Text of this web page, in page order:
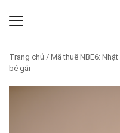
Trang chủ / Mã thuê NBE6:
bé gái